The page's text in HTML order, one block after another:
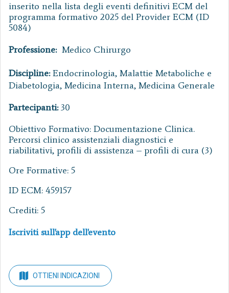
inserito nella lista degli eventi definitivi ECM del
programma formativo 2025 del Provider ECM (ID
5084)
Professione: Medico Chirurgo
Discipline:Endocrinologia, Malattie Metaboliche e
Diabetologia, Medicina Interna, Medicina Generale
Partecipanti:30
Obiettivo Formativo: Documentazione Clinica.
Percorsi clinico assistenziali diagnostici e
riabilitativi, profili di assistenza – profili di cura (3)
Ore Formative: 5
ID ECM: 459157
Crediti: 5
Iscriviti sull'app dell'evento
OTTIENI INDICAZIONI